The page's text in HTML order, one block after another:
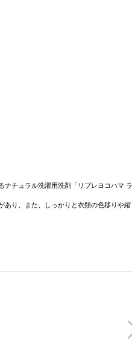
ナチュラル洗濯用洗剤「リブレヨコハマ ラ
あり、また、しっかりと衣類の色移りや縮